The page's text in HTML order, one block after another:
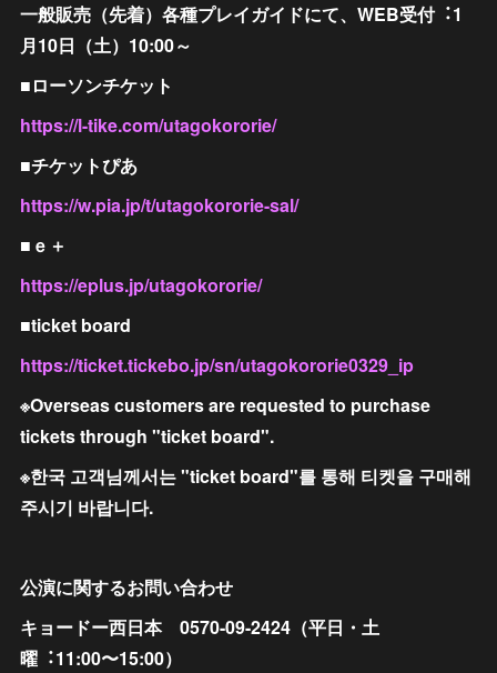
⼀般販売（先着）各種プレイガイドにて、WEB受付︓1
⽉10⽇（⼟）10:00～
■ローソンチケット
https://l-tike.com/utagokororie/
■チケットぴあ
https://w.pia.jp/t/utagokororie-sal/
■ｅ＋
https://eplus.jp/utagokororie/
■ticket board
https://ticket.tickebo.jp/sn/utagokororie0329_ip
※Overseas customers are requested to purchase
tickets through "ticket board".
※한국 고객님께서는 "ticket board"를 통해 티켓을 구매해
주시기 바랍니다.
公演に関するお問い合わせ
キョードー⻄⽇本 0570-09-2424（平⽇・⼟
曜︓11:00〜15:00）